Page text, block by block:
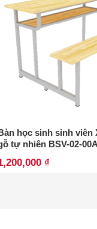
học sinh sinh viên
tự nhiên BSV-02-
₫